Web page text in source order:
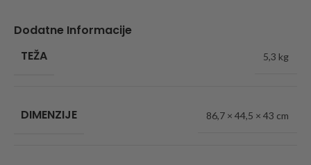
Dodatne Informacije
TEŽA
5,3 kg
DIMENZIJE 86,7 × 44,5 × 43 cm